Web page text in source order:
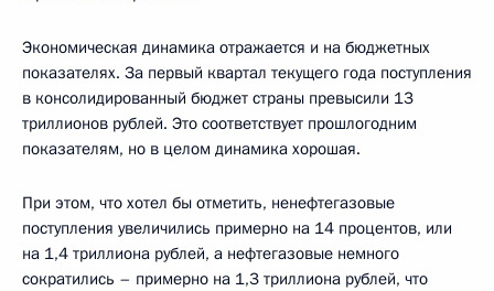
Экономическая динамика отражается и на бюджетных
показателях. За первый квартал текущего года поступления
в консолидированный бюджет страны превысили 13
триллионов рублей. Это соответствует прошлогодним
показателям, но в целом динамика хорошая.
При этом, что хотел бы отметить, ненефтегазовые
поступления увеличились примерно на 14 процентов, или
на 1,4 триллиона рублей, а нефтегазовые немного
сократились – примерно на 1,3 триллиона рублей, что